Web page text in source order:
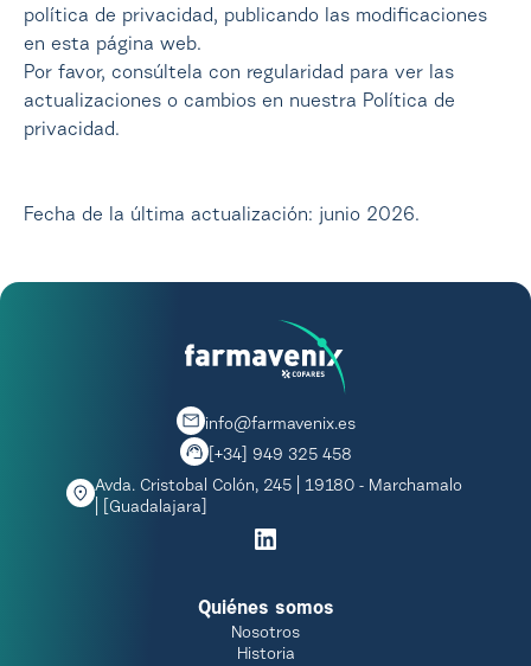
política de privacidad, publicando las modificaciones
en esta página web.
Por favor, consúltela con regularidad para ver las
actualizaciones o cambios en nuestra Política de
privacidad.
Fecha de la última actualización: junio 2026.
info@farmavenix.es
[+34] 949 325 458
Avda. Cristobal Colón, 245 | 19180 - Marchamalo
| [Guadalajara]
Quiénes somos
Nosotros
Historia